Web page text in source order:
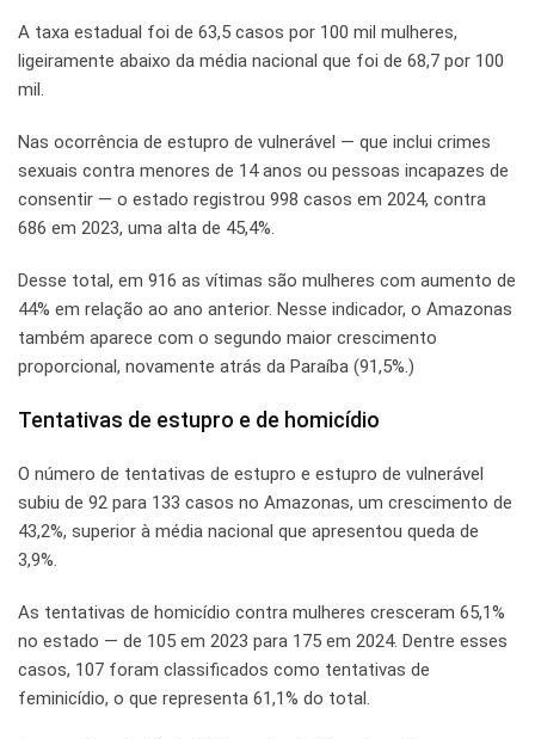
A taxa estadual foi de 63,5 casos por 100 mil mulheres,
ligeiramente abaixo da média nacional que foi de 68,7 por 100
mil.
Nas ocorrência de estupro de vulnerável — que inclui crimes
sexuais contra menores de 14 anos ou pessoas incapazes de
consentir — o estado registrou 998 casos em 2024, contra
686 em 2023, uma alta de 45,4%.
Desse total, em 916 as vítimas são mulheres com aumento de
44% em relação ao ano anterior. Nesse indicador, o Amazonas
também aparece com o segundo maior crescimento
proporcional, novamente atrás da Paraíba (91,5%.)
Tentativas de estupro e de homicídio
O número de tentativas de estupro e estupro de vulnerável
subiu de 92 para 133 casos no Amazonas, um crescimento de
43,2%, superior à média nacional que apresentou queda de
3,9%.
As tentativas de homicídio contra mulheres cresceram 65,1%
no estado — de 105 em 2023 para 175 em 2024. Dentre esses
casos, 107 foram classificados como tentativas de
feminicídio, o que representa 61,1% do total.